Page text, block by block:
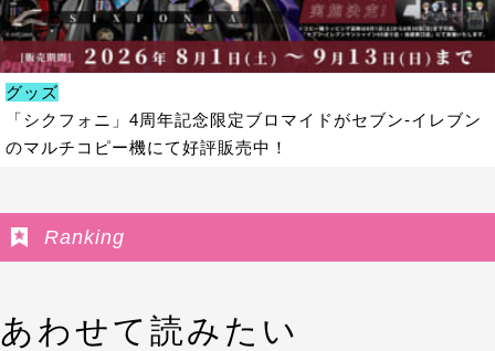
グッズ
「シクフォニ」4周年記念限定ブロマイドがセブン‐イレブン
のマルチコピー機にて好評販売中！
Ranking
あわせて読みたい